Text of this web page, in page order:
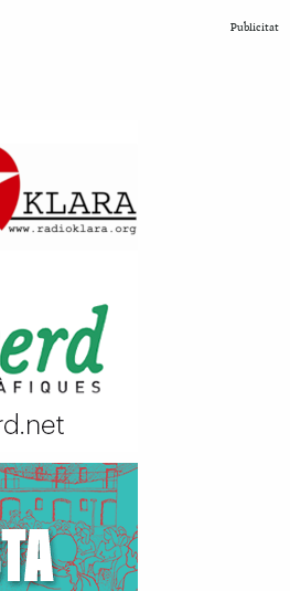
Publicitat